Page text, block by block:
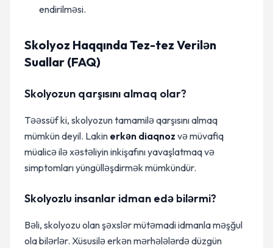
endirilməsi.
Skolyoz Haqqında Tez-tez Verilən
Suallar (FAQ)
Skolyozun qarşısını almaq olar?
Təəssüf ki, skolyozun tamamilə qarşısını almaq
mümkün deyil. Lakin erkən diaqnoz və müvafiq
müalicə ilə xəstəliyin inkişafını yavaşlatmaq və
simptomları yüngülləşdirmək mümkündür.
Skolyozlu insanlar idman edə bilərmi?
Bəli, skolyozu olan şəxslər mütəmadi idmanla məşğul
ola bilərlər. Xüsusilə erkən mərhələlərdə düzgün